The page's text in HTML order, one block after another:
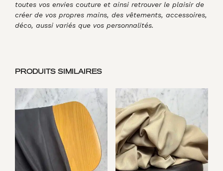
toutes vos envies couture et ainsi retrouver le plaisir de
créer de vos propres mains, des vêtements, accessoires,
déco, aussi variés que vos personnalités.
PRODUITS SIMILAIRES